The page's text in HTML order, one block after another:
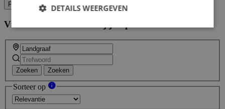
Filters
Vind hier de baan die bij jou past
Zoeken Zoeken
Sorteer op
DETAILS WEERGEVEN